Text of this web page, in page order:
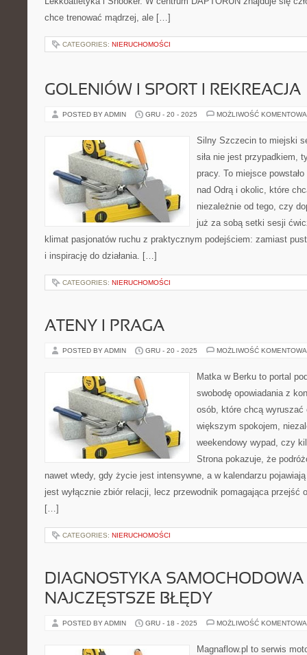
chce trenować mądrzej, ale […]
CATEGORIES: NIERUCHOMOŚCI
GOLENIÓW I SPORT I REKREACJA
POSTED BY ADMIN GRU - 20 - 2025 MOŻLIWOŚĆ
Silny Szczecin to miejski
siła nie jest przypadkiem,
pracy. To miejsce
nad Odrą i okolic, które
niezależnie od tego, czy
już za sobą setki sesji
klimat pasjonatów ruchu z praktycznym podejściem: zamiast
i inspirację do działania. […]
CATEGORIES: NIERUCHOMOŚCI
ATENY I PRAGA
POSTED BY ADMIN GRU - 20 - 2025 MOŻLIWOŚĆ
Matka w Berku to portal
swobodę opowiadania z
osób, które chcą
większym spokojem,
weekendowy wypad, czy
Strona pokazuje, że
nawet wtedy, gdy życie jest intensywne, a w kalendarzu
jest wyłącznie zbiór relacji, lecz przewodnik pomagająca przejść
[…]
CATEGORIES: NIERUCHOMOŚCI
DIAGNOSTYKA SAMOCHODOWA
NAJCZĘSTSZE BŁĘDY
POSTED BY ADMIN GRU - 18 - 2025 MOŻLIWOŚĆ
Magnaflow.pl to serwis